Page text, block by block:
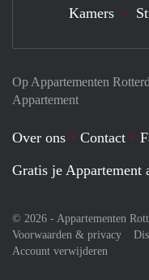
Op Appartementen
Appartement
Over ons Contact
Gratis je Appartement
© 2026 - Appartementen
Voorwaarden & privacy
Account verwijderen
Kamers